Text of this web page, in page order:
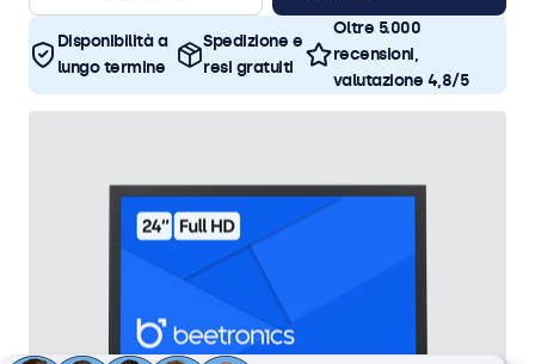
Disponibilità a
lungo termine
Spedizione e
resi gratuiti
Oltre 5.000
recensioni,
valutazione 4,8/5